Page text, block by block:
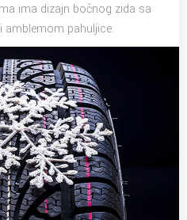
ima dizajn bočnog zida sa
pahuljice.